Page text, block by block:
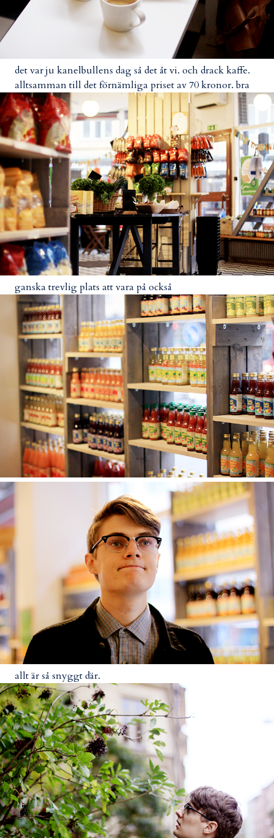
det var ju kanelbullens dag så det åt vi. och drack kaffe.
alltsamman till det förnämliga priset av 70 kronor. bra
ganska trevlig plats att vara på också
allt är så snyggt där.